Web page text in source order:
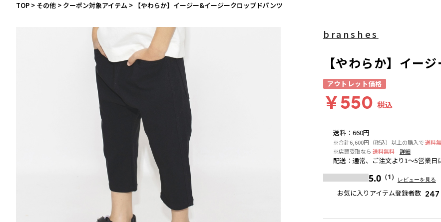
TOP > その他 > クーポン対象アイテム > 【やわらか】イージー&イージークロップドパンツ
送料： 660円
※合計6,600円（税込）以上の購入で送料
※店頭受取なら 送料無料 詳細
配送 ： 通常、ご注文より1～5営業日
5.0（1） レビューを見る
お気に入りアイテム登録者数 247
branshes
【やわらか】イー
アウトレット価格
￥550 税込